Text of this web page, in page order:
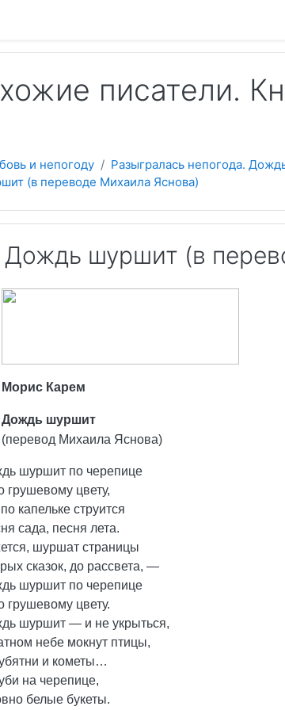
писатели.
и непогоду
Разыгралась непогода.
(в переводе Михаила Яснова)
шуршит (в
Морис Карем
Дождь шуршит
(перевод Михаила Яснова)
шуршит по черепице
грушевому цвету,
капельке струится
сада, песня лета.
шуршат страницы
сказок, до рассвета, —
шуршит по черепице
грушевому цвету.
шуршит — и не укрыться,
небе мокнут птицы,
и кометы…
на черепице,
белые букеты.